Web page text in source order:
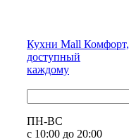
Кухни Mall Комфорт,
доступный
каждому
ПН-ВС
с 10:00 до 20:00